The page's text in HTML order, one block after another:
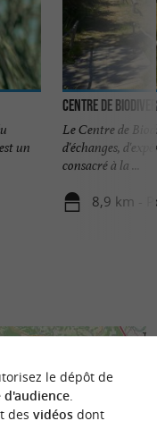
un
Centre de
Le Centre de
d'échanges,
consacré à la ...
8,9 km -
le dépôt de
d'audience.
des vidéosdont